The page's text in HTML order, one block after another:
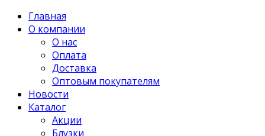
Главная
О компании
О нас
Оплата
Доставка
Оптовым покупателям
Новости
Каталог
Акции
Блузки